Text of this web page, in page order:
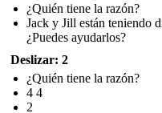
¿Quién tiene la razón?
Jack y Jill están teniendo
¿Puedes ayudarlos?
Deslizar: 2
¿Quién tiene la razón?
4 4
2